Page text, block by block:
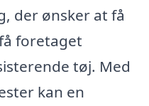
der ønsker at få
foretaget
tøj. Med
kan en